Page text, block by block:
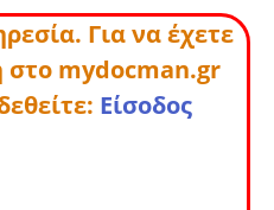
Για να έχετε
mydocman.gr
Είσοδος